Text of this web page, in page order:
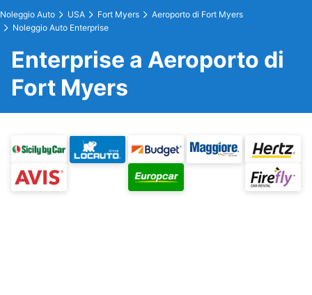
Noleggio Auto USA Fort Myers
Aeroporto di Fort Myers
Noleggio Auto Enterprise
Enterprise a Aeroporto di
Fort Myers